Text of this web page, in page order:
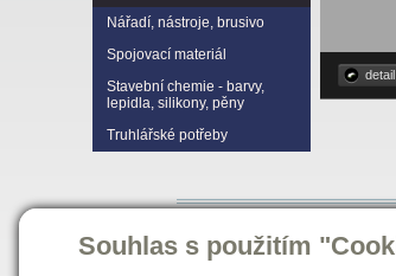
Souhlas s použitím
Nářadí, nástroje, brusivo
Spojovací materiál
Stavební chemie - barvy,
lepidla, silikony, pěny
Truhlářské potřeby
detail